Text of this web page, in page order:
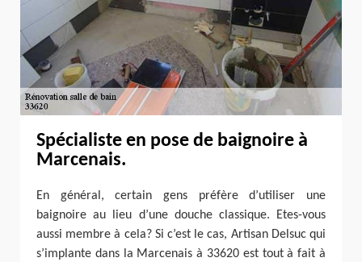
Spécialiste en pose de baignoire à
Marcenais.
En général, certain gens préfère d’utiliser une
baignoire au lieu d’une douche classique. Etes-vous
aussi membre à cela? Si c’est le cas, Artisan Delsuc qui
s’implante dans la Marcenais à 33620 est tout à fait à